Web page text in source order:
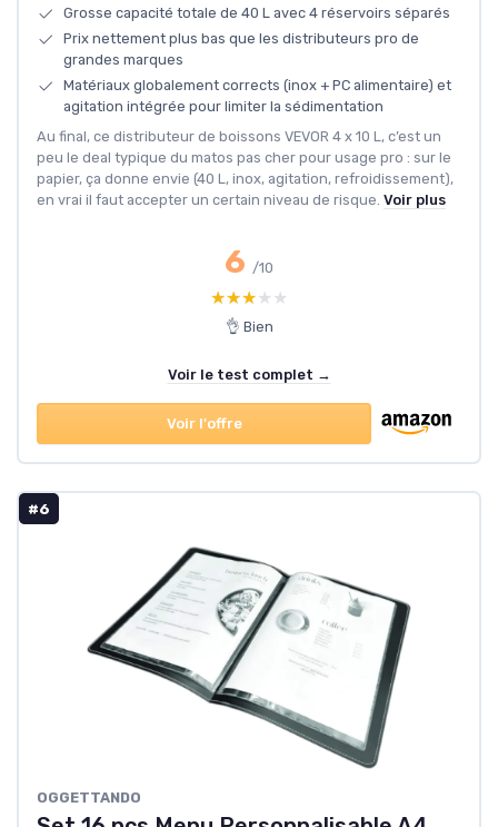
Grosse capacité totale de 40 L avec 4 réservoirs séparés
Prix nettement plus bas que les distributeurs pro de
grandes marques
Matériaux globalement corrects (inox + PC alimentaire) et
agitation intégrée pour limiter la sédimentation
Au final, ce distributeur de boissons VEVOR 4 x 10 L, c’est un
peu le deal typique du matos pas cher pour usage pro : sur le
papier, ça donne envie (40 L, inox, agitation, refroidissement),
en vrai il faut accepter un certain niveau de risque. Voir plus
6 /10
★★★★★
★★★★★
👌 Bien
Voir le test complet →
Voir l'offre
#6
‎OGGETTANDO